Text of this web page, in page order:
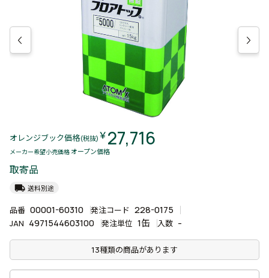
オレンジブック価格(税抜) ￥27,716
メーカー希望小売価格 オープン価格
取寄品
local_shipping 送料別途
品番 00001-60310 発注コード 228-0175
JAN 4971544603100 発注単位 1缶 入数 -
13種類の商品があります